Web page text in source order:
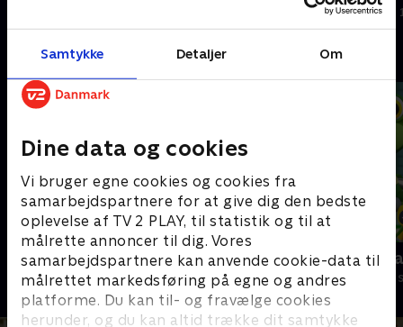
Samtykke Detaljer Om
Dine data og cookies
Vi bruger egne cookies og cookies fra
samarbejdspartnere for at give dig den bedste
oplevelse af TV 2 PLAY, til statistik og til at
målrette annoncer til dig. Vores
samarbejdspartnere kan anvende cookie-data til
målrettet markedsføring på egne og andres
platforme. Du kan til- og fravælge cookies
herunder, og du kan altid trække dit samtykke
når de laves, og han må også
19. august 2023 • 5 min
Andre så også
Kæmpemaskiner
Børneserier • 8 sæsoner
Geckos
Børneserier • 2